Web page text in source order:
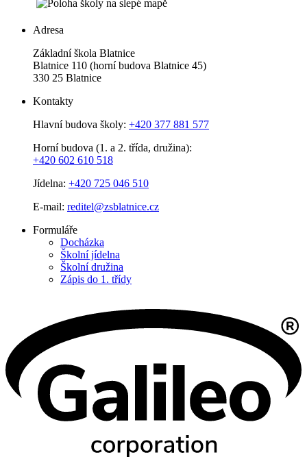
Adresa
Základní škola Blatnice
Blatnice 110 (horní budova Blatnice 45)
330 25 Blatnice
Kontakty
Hlavní budova školy: +420 377 881 577
Horní budova (1. a 2. třída, družina):
+420 602 610 518
Jídelna: +420 725 046 510
E-mail: reditel@zsblatnice.cz
Formuláře
Docházka
Školní jídelna
Školní družina
Zápis do 1. třídy